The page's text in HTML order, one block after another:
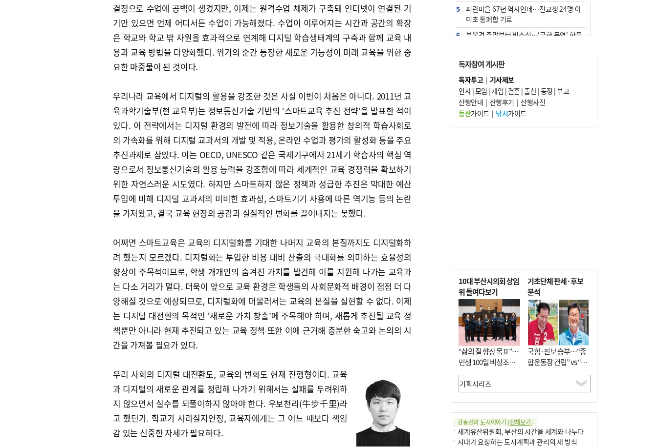
결정으로 수업에 공백이 생겼지만, 이제는 원격수업 체제가 구축돼 인터넷이 연결된 기
기만 있으면 언제 어디서든 수업이 가능해졌다. 수업이 이루어지는 시간과 공간의 확장
은 학교와 학교 밖 자원을 효과적으로 연계해 디지털 학습생태계의 구축과 함께 교육 내
용과 교육 방법을 다양화했다. 위기의 순간 등장한 새로운 가능성이 미래 교육을 위한 중
요한 마중물이 된 것이다.
우리나라 교육에서 디지털의 활용을 강조한 것은 사실 이번이 처음은 아니다. 2011년 교
육과학기술부(현 교육부)는 정보통신기술 기반의 ‘스마트교육 추진 전략’을 발표한 적이
있다. 이 전략에서는 디지털 환경의 발전에 따라 정보기술을 활용한 창의적 학습사회로
의 가속화를 위해 디지털 교과서의 개발 및 적용, 온라인 수업과 평가의 활성화 등을 주요
추진과제로 삼았다. 이는 OECD, UNESCO 같은 국제기구에서 21세기 학습자의 핵심 역
량으로서 정보통신기술의 활용 능력을 강조함에 따라 세계적인 교육 경쟁력을 확보하기
위한 자연스러운 시도였다. 하지만 스마트하지 않은 정책과 성급한 추진은 막대한 예산
투입에 비해 디지털 교과서의 미비한 효과성, 스마트기기 사용에 따른 역기능 등의 논란
을 가져왔고, 결국 교육 현장의 공감과 실질적인 변화를 끌어내지는 못했다.
어쩌면 스마트교육은 교육의 디지털화를 기대한 나머지 교육의 본질까지도 디지털화하
려 했는지 모르겠다. 디지털화는 투입한 비용 대비 산출의 극대화를 의미하는 효율성의
향상이 주목적이므로, 학생 개개인의 숨겨진 가치를 발견해 이를 지원해 나가는 교육과
는 다소 거리가 멀다. 더욱이 앞으로 교육 환경은 학생들의 사회문화적 배경이 점점 더 다
양해질 것으로 예상되므로, 디지털화에 머물러서는 교육의 본질을 실현할 수 없다. 이제
는 디지털 대전환의 목적인 ‘새로운 가치 창출’에 주목해야 하며, 새롭게 추진될 교육 정
책뿐만 아니라 현재 추진되고 있는 교육 정책 또한 이에 근거해 충분한 숙고와 논의의 시
간을 가져볼 필요가 있다.
우리 사회의 디지털 대전환도, 교육의 변화도 현재 진행형이다. 교육
과 디지털의 새로운 관계를 정립해 나가기 위해서는 실패를 두려워하
지 않으면서 실수를 되풀이하지 않아야 한다. 우보천리(牛步千里)라
고 했던가. 학교가 사라질지언정, 교육자에게는 그 어느 때보다 책임
감 있는 신중한 자세가 필요하다.
5
피란마을 67년 역사인데…전교생 24명 아
미초 통폐합 기로
6
부울경 주말부터 비소식…‘극한 폭염’ 한풀
7
“낙동강권 삼락·을숙도·다대포 연결해 서
부산 관광 키우자”
8
오늘의 날씨- 2026년 8월 7일
9
외국인 선원 ‘인신매매 경유지’ 된 부산…
우려가 현실로
10 [사설] 해수부 신청사 북항으로 확정, 해양
독자참여 게시판
독자투고| 기사제보
인사|모임 | 개업 | 결혼|출산|동정 |부고
산행안내 | 산행후기 | 산행사진
등산가이드| 낚시가이드
10대 부산시의회 상임
위 들여다보기
“삶의 질 향상 목표”…
민생 100일 비상조치
면밀 심사
기초단체 판세·후보
분석
국힘·진보 승부…“종
합운동장 건립” vs “출
근 공공버스 도입”
강동진의 도시이야기 [전체보기]
세계유산위원회, 부산의 시간을 세계와 나누다
시대가 요청하는 도시계획과 관리의 새 방식